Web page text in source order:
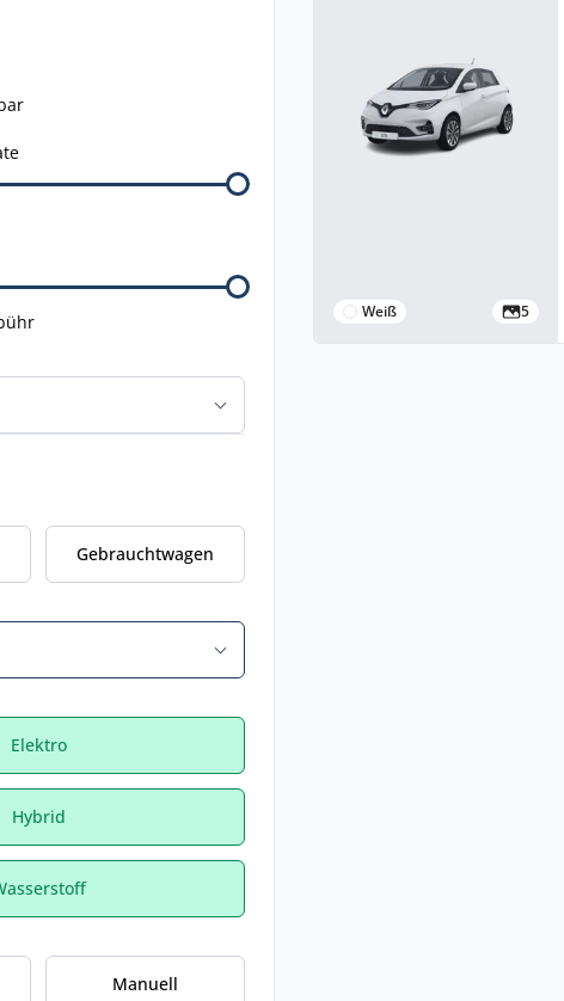
Gebrauchtwagen
Elektro
Hybrid
Manuell
Weiß 5